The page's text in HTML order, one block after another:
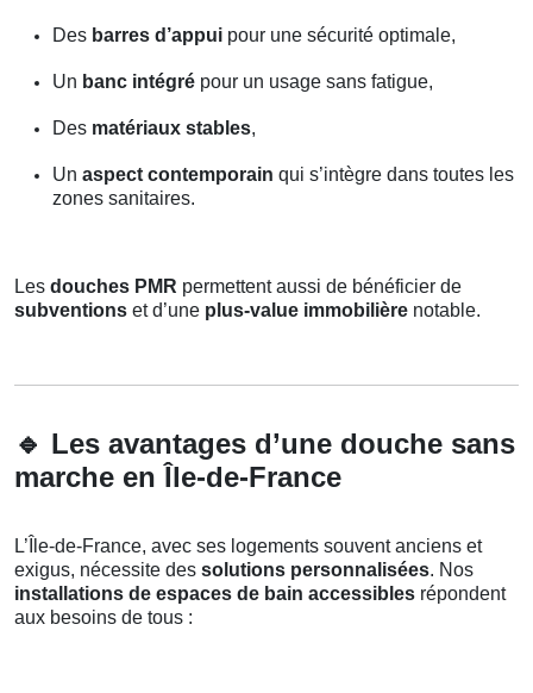
Des barres d’appui pour une sécurité optimale,
Un banc intégré pour un usage sans fatigue,
Des matériaux stables,
Un aspect contemporain qui s’intègre dans toutes les
zones sanitaires.
Les douches PMR permettent aussi de bénéficier de
subventions et d’une plus-value immobilière notable.
🔹 Les avantages d’une douche sans
marche en Île-de-France
L’Île-de-France, avec ses logements souvent anciens et
exigus, nécessite des solutions personnalisées. Nos
installations de espaces de bain accessibles répondent
aux besoins de tous :